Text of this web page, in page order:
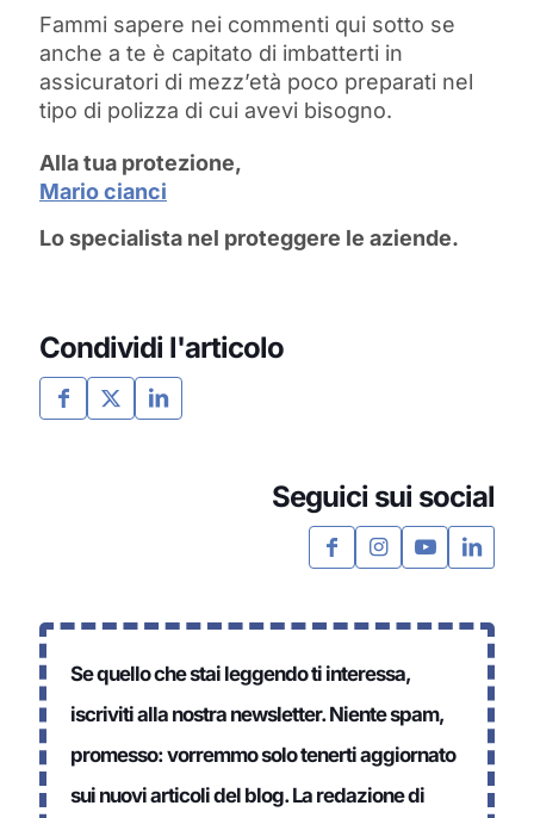
Fammi sapere nei commenti qui sotto se
anche a te è capitato di imbatterti in
assicuratori di mezz’età poco preparati nel
tipo di polizza di cui avevi bisogno.
Alla tua protezione,
Mario cianci
Lo specialista nel proteggere le aziende.
Condividi l'articolo
Seguici sui social
Se quello che stai leggendo ti interessa,
iscriviti alla nostra newsletter. Niente spam,
promesso: vorremmo solo tenerti aggiornato
sui nuovi articoli del blog. La redazione di